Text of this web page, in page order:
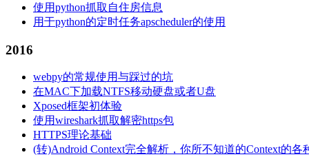
使用python抓取自住房信息
用于python的定时任务apscheduler的使用
2016
webpy的常规使用与踩过的坑
在MAC下加载NTFS移动硬盘或者U盘
Xposed框架初体验
使用wireshark抓取解密https包
HTTPS理论基础
(转)Android Context完全解析，你所不知道的Context的各